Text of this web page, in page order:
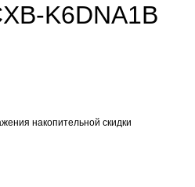
K6DNA1B
накопительной скидки